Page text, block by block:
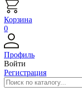
Корзина
0
Профиль
Войти
Регистрация